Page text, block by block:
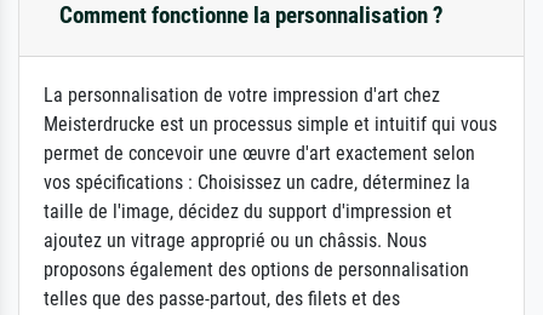
Comment fonctionne la personnalisation ?
La personnalisation de votre impression d'art chez
Meisterdrucke est un processus simple et intuitif qui vous
permet de concevoir une œuvre d'art exactement selon
vos spécifications : Choisissez un cadre, déterminez la
taille de l'image, décidez du support d'impression et
ajoutez un vitrage approprié ou un châssis. Nous
proposons également des options de personnalisation
telles que des passe-partout, des filets et des